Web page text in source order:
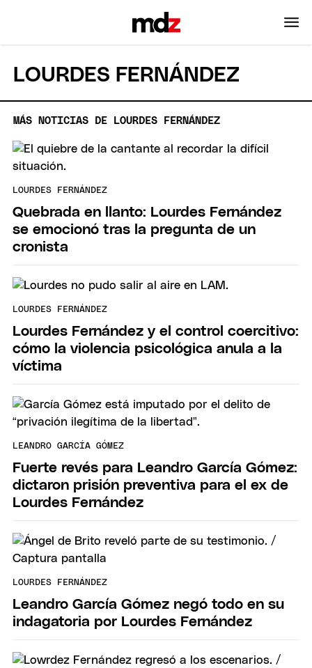
LOURDES FERNÁNDEZ
MÁS NOTICIAS DE LOURDES FERNÁNDEZ
LOURDES FERNÁNDEZ
Quebrada en llanto: Lourdes Fernández
se emocionó tras la pregunta de un
cronista
LOURDES FERNÁNDEZ
Lourdes Fernández y el control coercitivo:
cómo la violencia psicológica anula a la
víctima
LEANDRO GARCÍA GÓMEZ
Fuerte revés para Leandro García Gómez:
dictaron prisión preventiva para el ex de
Lourdes Fernández
LOURDES FERNÁNDEZ
Leandro García Gómez negó todo en su
indagatoria por Lourdes Fernández